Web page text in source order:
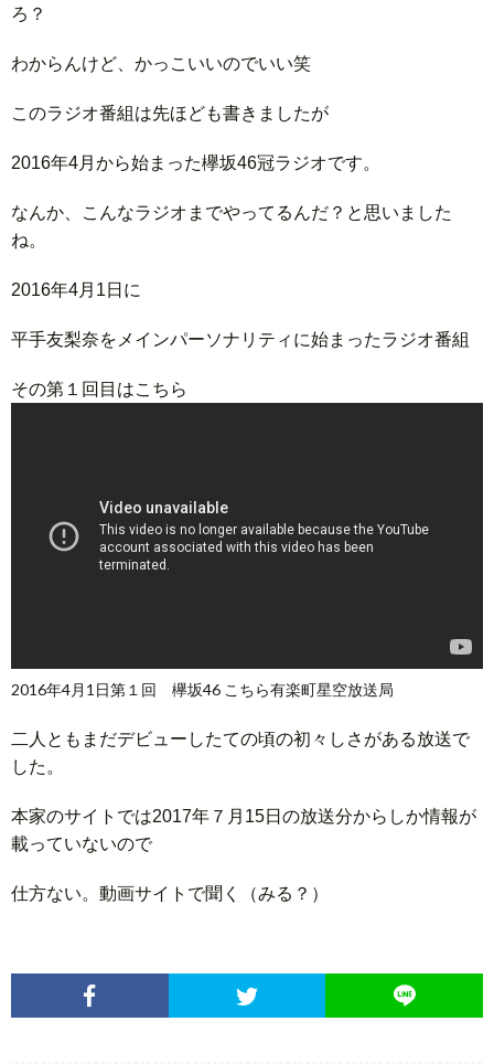
ろ？
わからんけど、かっこいいのでいい笑
このラジオ番組は先ほども書きましたが
2016年4月から始まった欅坂46冠ラジオです。
なんか、こんなラジオまでやってるんだ？と思いました
ね。
2016年4月1日に
平手友梨奈をメインパーソナリティに始まったラジオ番組
その第１回目はこちら
2016年4月1日第１回 欅坂46 こちら有楽町星空放送局
二人ともまだデビューしたての頃の初々しさがある放送で
した。
本家のサイトでは2017年７月15日の放送分からしか情報が
載っていないので
仕方ない。動画サイトで聞く（みる？）